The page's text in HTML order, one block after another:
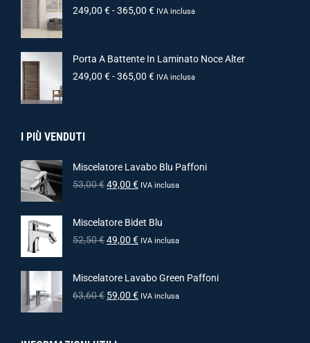
249,00 €-365,00 € IVA inclusa
Porta A Battente In Laminato Noce Alter
249,00 €-365,00 € IVA inclusa
I PIÙ VENDUTI
Miscelatore Lavabo Blu Paffoni
53,00€49,00 € IVA inclusa
Miscelatore Bidet Blu
52,50€49,00 € IVA inclusa
Miscelatore Lavabo Green Paffoni
63,60€ 59,00 € IVA inclusa